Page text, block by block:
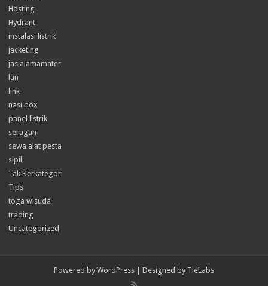
Hosting
Hydrant
instalasi listrik
jacketing
jas alamamater
lan
link
nasi box
panel listrik
seragam
sewa alat pesta
sipil
Tak Berkategori
Tips
toga wisuda
trading
Uncategorized
Powered by WordPress | Designed by TieLabs